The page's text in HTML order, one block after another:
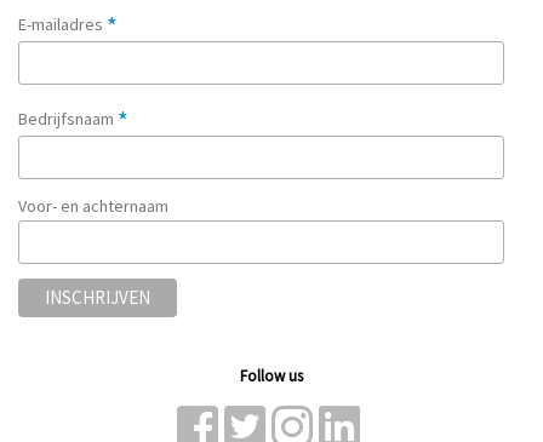
E-mailadres *
Bedrijfsnaam *
Voor- en achternaam
Follow us